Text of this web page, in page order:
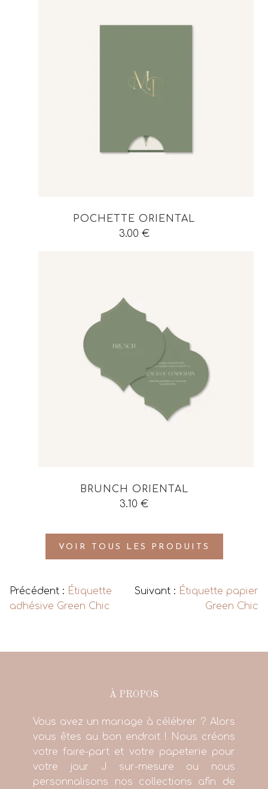
POCHETTE ORIENTAL
3.00 €
BRUNCH ORIENTAL
3.10 €
VOIR TOUS LES PRODUITS
Précédent : Étiquette
adhésive Green Chic
Suivant : Étiquette papier
Green Chic
À PROPOS
Vous avez un mariage à célébrer ? Alors
vous êtes au bon endroit ! Nous créons
votre faire-part et votre papeterie pour
votre jour J sur-mesure ou nous
personnalisons nos collections afin de